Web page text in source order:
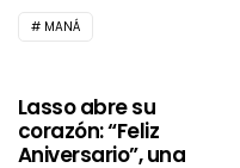
MANÁ
Lasso abre su
corazón: “Feliz
Aniversario”, una